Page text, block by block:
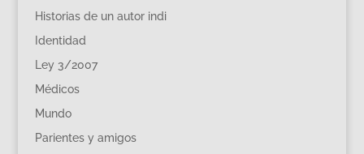
Historias de un autor indi
Identidad
Ley 3/2007
Médicos
Mundo
Parientes y amigos